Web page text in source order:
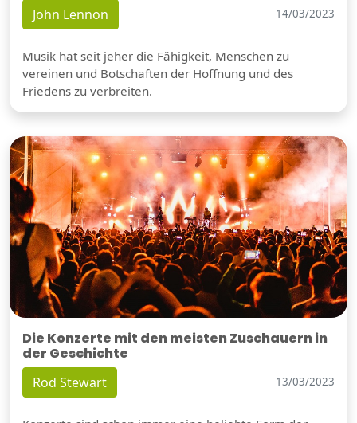
John Lennon 14/03/2023
Musik hat seit jeher die Fähigkeit, Menschen zu
vereinen und Botschaften der Hoffnung und des
Friedens zu verbreiten.
Die Konzerte mit den meisten Zuschauern in
der Geschichte
Rod Stewart 13/03/2023